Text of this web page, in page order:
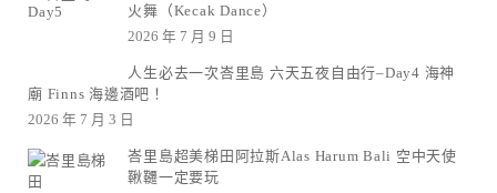
火舞（Kecak Dance）
2026 年 7 月 9 日
人生必去一次峇里島 六天五夜自由行–Day4 海神
廟 Finns 海邊酒吧！
2026 年 7 月 3 日
峇里島超美梯田阿拉斯Alas Harum Bali 空中天使
鞦韆一定要玩